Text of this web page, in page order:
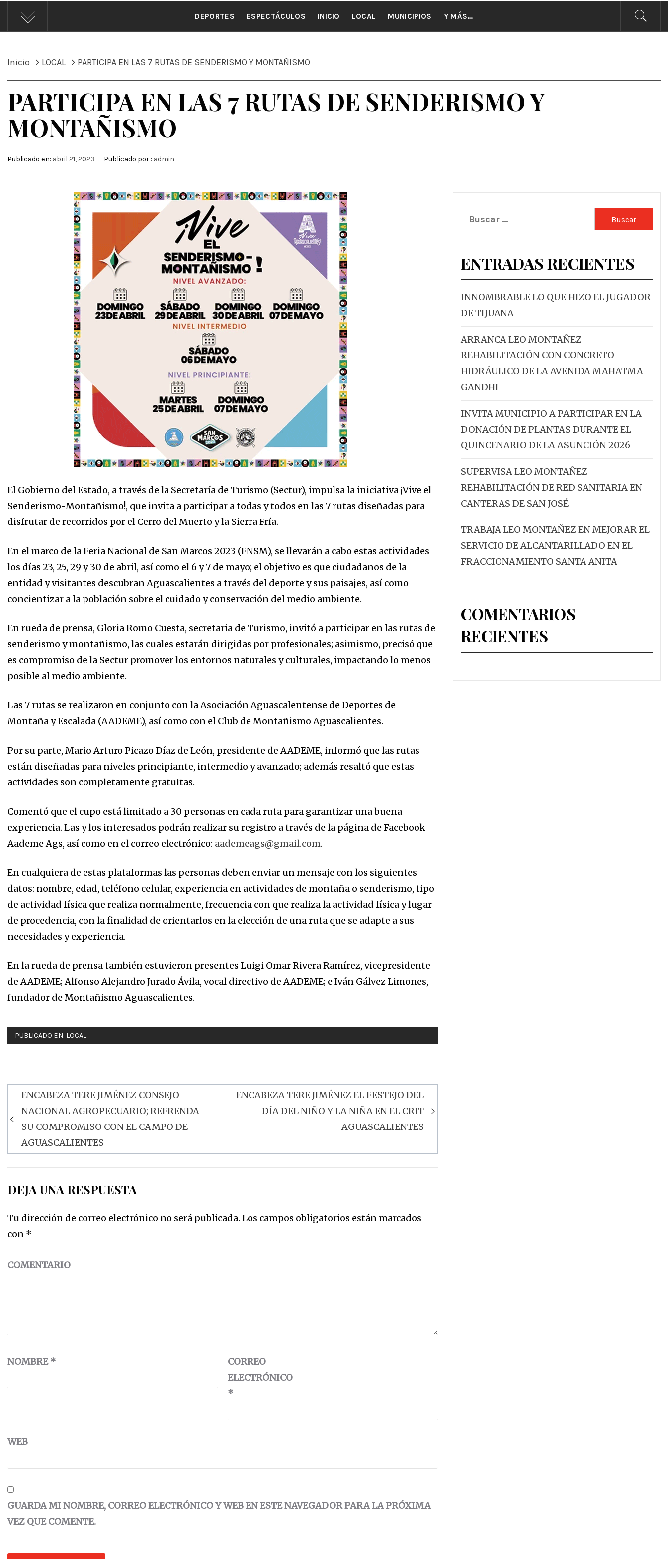
ÁNDALE NOTICIAS
DEPORTES ESPECTÁCULOS INICIO LOCAL MUNICIPIOS Y MÁS…
Inicio LOCAL PARTICIPA EN LAS 7 RUTAS DE SENDERISMO Y MONTAÑISMO
PARTICIPA EN LAS 7 RUTAS DE SENDERISMO Y
MONTAÑISMO
Publicado en: abril 21, 2023 Publicado por : admin
El Gobierno del Estado, a través de la Secretaría de Turismo (Sectur), impulsa la iniciativa ¡Vive el
Senderismo-Montañismo!, que invita a participar a todas y todos en las 7 rutas diseñadas para
disfrutar de recorridos por el Cerro del Muerto y la Sierra Fría.
En el marco de la Feria Nacional de San Marcos 2023 (FNSM), se llevarán a cabo estas actividades
los días 23, 25, 29 y 30 de abril, así como el 6 y 7 de mayo; el objetivo es que ciudadanos de la
entidad y visitantes descubran Aguascalientes a través del deporte y sus paisajes, así como
concientizar a la población sobre el cuidado y conservación del medio ambiente.
En rueda de prensa, Gloria Romo Cuesta, secretaria de Turismo, invitó a participar en las rutas de
senderismo y montañismo, las cuales estarán dirigidas por profesionales; asimismo, precisó que
es compromiso de la Sectur promover los entornos naturales y culturales, impactando lo menos
posible al medio ambiente.
Las 7 rutas se realizaron en conjunto con la Asociación Aguascalentense de Deportes de
Montaña y Escalada (AADEME), así como con el Club de Montañismo Aguascalientes.
Por su parte, Mario Arturo Picazo Díaz de León, presidente de AADEME, informó que las rutas
están diseñadas para niveles principiante, intermedio y avanzado; además resaltó que estas
actividades son completamente gratuitas.
Comentó que el cupo está limitado a 30 personas en cada ruta para garantizar una buena
experiencia. Las y los interesados podrán realizar su registro a través de la página de Facebook
Aademe Ags, así como en el correo electrónico: aademeags@gmail.com.
En cualquiera de estas plataformas las personas deben enviar un mensaje con los siguientes
datos: nombre, edad, teléfono celular, experiencia en actividades de montaña o senderismo, tipo
de actividad física que realiza normalmente, frecuencia con que realiza la actividad física y lugar
de procedencia, con la finalidad de orientarlos en la elección de una ruta que se adapte a sus
necesidades y experiencia.
En la rueda de prensa también estuvieron presentes Luigi Omar Rivera Ramírez, vicepresidente
de AADEME; Alfonso Alejandro Jurado Ávila, vocal directivo de AADEME; e Iván Gálvez Limones,
fundador de Montañismo Aguascalientes.
PUBLICADO EN: LOCAL
Navegación
de
entradas
ENCABEZA TERE JIMÉNEZ CONSEJO
NACIONAL AGROPECUARIO; REFRENDA
SU COMPROMISO CON EL CAMPO DE
AGUASCALIENTES
ENCABEZA TERE JIMÉNEZ EL FESTEJO DEL
DÍA DEL NIÑO Y LA NIÑA EN EL CRIT
AGUASCALIENTES
DEJA UNA RESPUESTA
Tu dirección de correo electrónico no será publicada. Los campos obligatorios están marcados
con *
COMENTARIO
NOMBRE*
CORREO
ELECTRÓNICO
*
WEB
GUARDA MI NOMBRE, CORREO ELECTRÓNICO Y WEB EN ESTE NAVEGADOR PARA LA PRÓXIMA
VEZ QUE COMENTE.
Buscar:
ENTRADAS RECIENTES
INNOMBRABLE LO QUE HIZO EL JUGADOR
DE TIJUANA
ARRANCA LEO MONTAÑEZ
REHABILITACIÓN CON CONCRETO
HIDRÁULICO DE LA AVENIDA MAHATMA
GANDHI
INVITA MUNICIPIO A PARTICIPAR EN LA
DONACIÓN DE PLANTAS DURANTE EL
QUINCENARIO DE LA ASUNCIÓN 2026
SUPERVISA LEO MONTAÑEZ
REHABILITACIÓN DE RED SANITARIA EN
CANTERAS DE SAN JOSÉ
TRABAJA LEO MONTAÑEZ EN MEJORAR EL
SERVICIO DE ALCANTARILLADO EN EL
FRACCIONAMIENTO SANTA ANITA
COMENTARIOS
RECIENTES